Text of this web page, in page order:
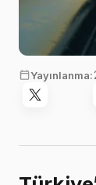
Yayınlanma: